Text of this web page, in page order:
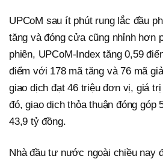
UPCoM sau ít phút rung lắc đầu
tăng và đóng cửa cũng nhỉnh hơn
phiên, UPCoM-Index tăng 0,59
điểm với 178 mã tăng và 76 mã
giao dịch đạt 46 triệu đơn vị, giá
đó, giao dịch thỏa thuận đóng góp
43,9 tỷ đồng.
Nhà đầu tư nước ngoài chiều nay